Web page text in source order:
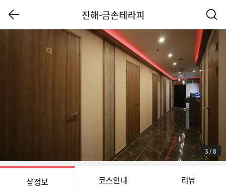
진해-금손테라피
3 /8
샵정보 코스안내 리뷰